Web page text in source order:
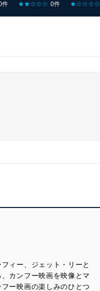
件 ★★☆☆☆ 0件 ★☆☆☆☆
ィー、ジェット・リーと
カンフー映画を映像とマ
ー映画の楽しみのひとつ